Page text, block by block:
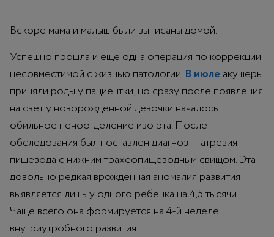
Вскоре мама и малыш были выписаны домой.
Успешно прошла и еще одна операция по коррекции
несовместимой с жизнью патологии.В июлеакушеры
приняли роды у пациентки, но сразу после появления
на свет у новорожденной девочки началось
обильное пеноотделение изо рта. После
обследования был поставлен диагноз — атрезия
пищевода с нижним трахеопищеводным свищом. Эта
довольно редкая врожденная аномалия развития
выявляется лишь у одного ребенка на 4,5 тысячи.
Чаще всего она формируется на 4-й неделе
внутриутробного развития.